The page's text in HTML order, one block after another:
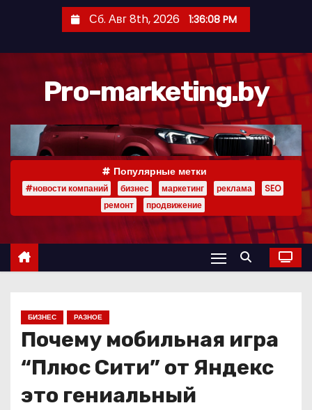
р
Сб. Авг 8th, 2026 1:36:09 PM
Pro-marketing.by
Популярные метки
#новости компаний бизнес маркетинг реклама
SEO
ремонт
продвижение
БИЗНЕС РАЗНОЕ
Почему мобильная игра
“Плюс Сити” от Яндекс
это гениальный